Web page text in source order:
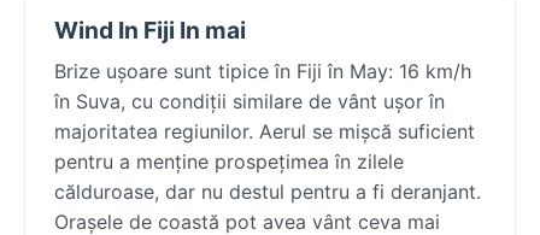
Wind In Fiji In mai
Brize ușoare sunt tipice în Fiji în May: 16 km/h
în Suva, cu condiții similare de vânt ușor în
majoritatea regiunilor. Aerul se mișcă suficient
pentru a menține prospețimea în zilele
călduroase, dar nu destul pentru a fi deranjant.
Orașele de coastă pot avea vânt ceva mai